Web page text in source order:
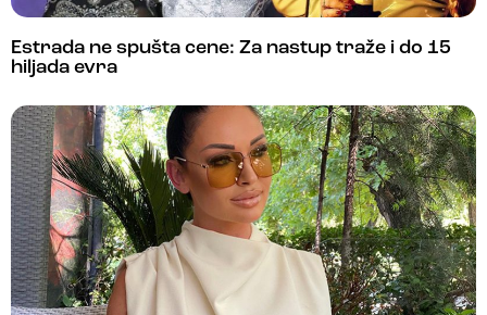
Estrada ne spušta cene: Za nastup traže i do 15
hiljada evra